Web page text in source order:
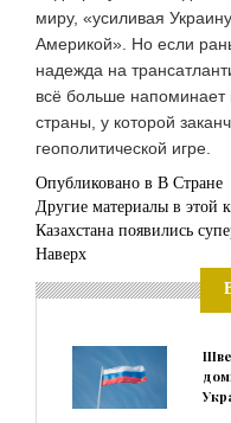
миру, «усиливая
Америкой». Но если
надежда на
всё больше
страны, у которой
геополитической игре.
Опубликовано в В Стране
Другие материалы в этой
Казахстана появились
Наверх